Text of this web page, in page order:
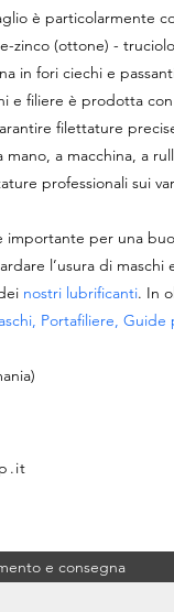
è particolarmente
zinco (ottone) -
in fori ciechi e
e filiere è prodotta
filettature
a macchina, a
professionali sui
importante per una
l’usura di maschi
nostri lubrificanti. In
Portafiliere,
e consegna